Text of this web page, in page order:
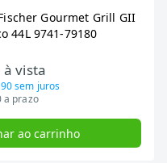
Gourmet Grill GII
Bancada Branco 44L 9741-79180
à vista
sem juros
a prazo
ao carrinho